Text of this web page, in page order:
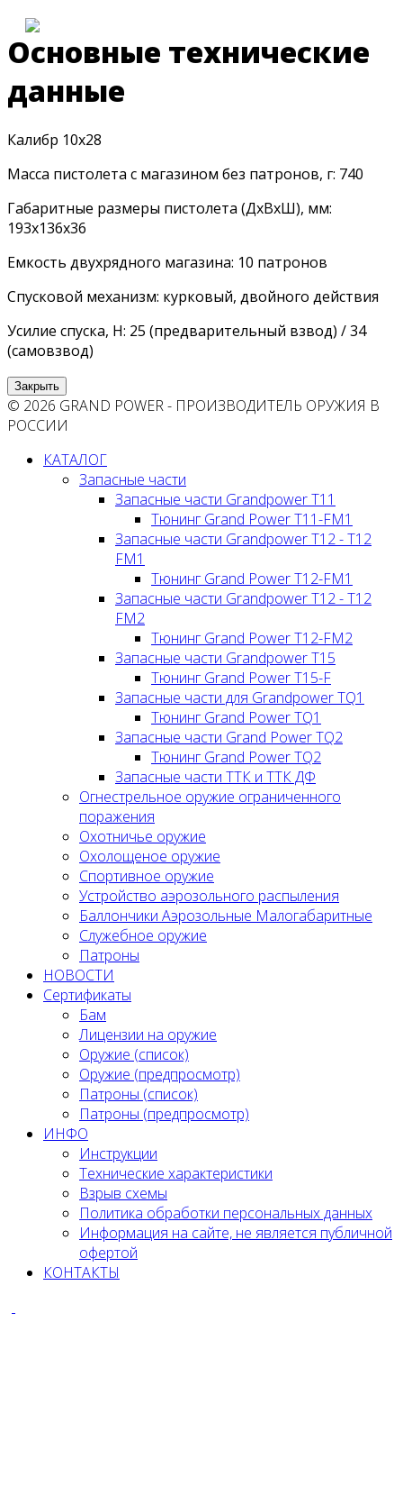
Основные технические
данные
Калибр 10х28
Масса пистолета с магазином без патронов, г: 740
Габаритные размеры пистолета (ДхВхШ), мм:
193х136х36
Емкость двухрядного магазина: 10 патронов
Спусковой механизм: курковый, двойного действия
Усилие спуска, Н: 25 (предварительный взвод) / 34
(самовзвод)
Закрыть
© 2026 GRAND POWER - ПРОИЗВОДИТЕЛЬ ОРУЖИЯ В
РОССИИ
КАТАЛОГ
Запасные части
Запасные части Grandpower T11
Тюнинг Grand Power T11-FM1
Запасные части Grandpower T12 - T12
FM1
Тюнинг Grand Power T12-FM1
Запасные части Grandpower T12 - T12
FM2
Тюнинг Grand Power T12-FM2
Запасные части Grandpower T15
Тюнинг Grand Power T15-F
Запасные части для Grandpower TQ1
Тюнинг Grand Power TQ1
Запасные части Grand Power TQ2
Тюнинг Grand Power TQ2
Запасные части ТТК и ТТК ДФ
Огнестрельное оружие ограниченного
поражения
Охотничье оружие
Охолощеное оружие
Спортивное оружие
Устройство аэрозольного распыления
Баллончики Аэрозольные Малогабаритные
Служебное оружие
Патроны
НОВОСТИ
Сертификаты
Бам
Лицензии на оружие
Оружие (список)
Оружие (предпросмотр)
Патроны (список)
Патроны (предпросмотр)
ИНФО
Инструкции
Технические характеристики
Взрыв схемы
Политика обработки персональных данных
Информация на сайте, не является публичной
офертой
КОНТАКТЫ